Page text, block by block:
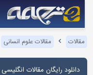
مقالات مقالات علوم انسانی